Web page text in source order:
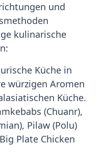
und
kulinarische
Küche in
würzigen Aromen
Küche.
(Chuanr),
Pilaw (Polu)
Plate Chicken